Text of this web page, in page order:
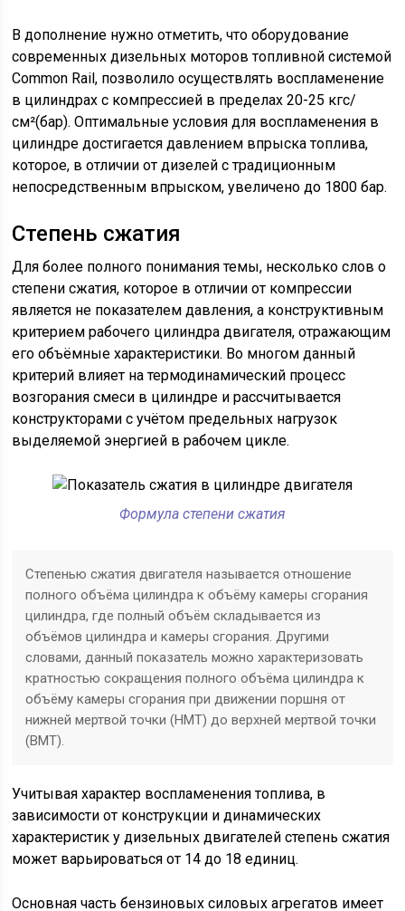
В дополнение нужно отметить, что оборудование
современных дизельных моторов топливной системой
Common Rail, позволило осуществлять воспламенение
в цилиндрах с компрессией в пределах 20-25 кгс/
см²(бар). Оптимальные условия для воспламенения в
цилиндре достигается давлением впрыска топлива,
которое, в отличии от дизелей с традиционным
непосредственным впрыском, увеличено до 1800 бар.
Степень сжатия
Для более полного понимания темы, несколько слов о
степени сжатия, которое в отличии от компрессии
является не показателем давления, а конструктивным
критерием рабочего цилиндра двигателя, отражающим
его объёмные характеристики. Во многом данный
критерий влияет на термодинамический процесс
возгорания смеси в цилиндре и рассчитывается
конструкторами с учётом предельных нагрузок
выделяемой энергией в рабочем цикле.
Формула степени сжатия
Степенью сжатия двигателя называется отношение
полного объёма цилиндра к объёму камеры сгорания
цилиндра, где полный объём складывается из
объёмов цилиндра и камеры сгорания. Другими
словами, данный показатель можно характеризовать
кратностью сокращения полного объёма цилиндра к
объёму камеры сгорания при движении поршня от
нижней мертвой точки (НМТ) до верхней мертвой точки
(ВМТ).
Учитывая характер воспламенения топлива, в
зависимости от конструкции и динамических
характеристик у дизельных двигателей степень сжатия
может варьироваться от 14 до 18 единиц.
Основная часть бензиновых силовых агрегатов имеет